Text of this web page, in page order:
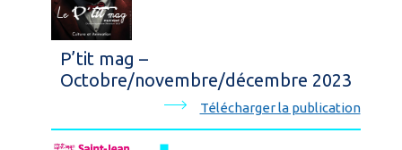
P’tit mag –
Octobre/novembre/décembre 2023
Télécharger la publication